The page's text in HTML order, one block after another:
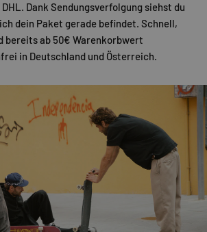
Dank Sendungsverfolgung siehst du
dein Paket gerade befindet. Schnell,
bereits ab 50€ Warenkorbwert
in Deutschland und Österreich.